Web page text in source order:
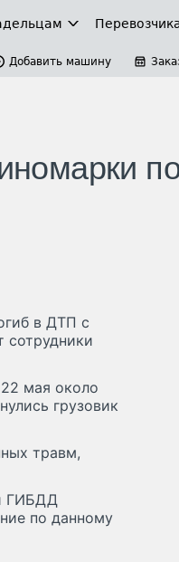
Добавить машину
в ДТП с
сотрудники
мая около
грузовик
травм,
ГИБДД
по данному